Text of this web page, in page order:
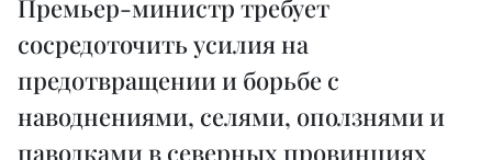
Премьер-министр требует
сосредоточить усилия на
предотвращении и борьбе с
наводнениями, селями, оползнями и
паводками в северных провинциях